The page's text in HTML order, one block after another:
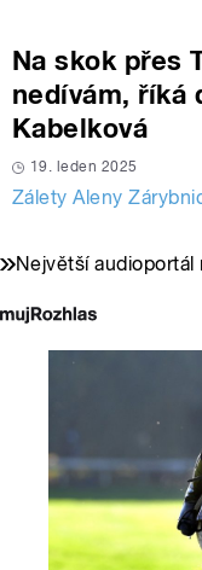
Na skok přes
nedívám, říká
Kabelková
19. leden 2025
Zálety Aleny
Největší